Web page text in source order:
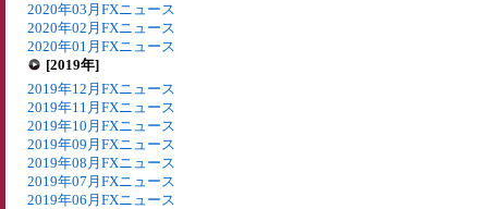
2020年03月FXニュース
2020年02月FXニュース
2020年01月FXニュース
[2019年]
2019年12月FXニュース
2019年11月FXニュース
2019年10月FXニュース
2019年09月FXニュース
2019年08月FXニュース
2019年07月FXニュース
2019年06月FXニュース